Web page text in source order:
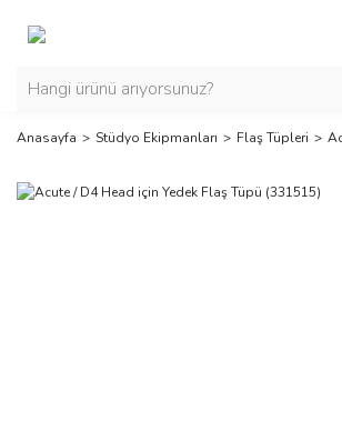
Anasayfa Stüdyo Ekipmanları Flaş Tüpleri